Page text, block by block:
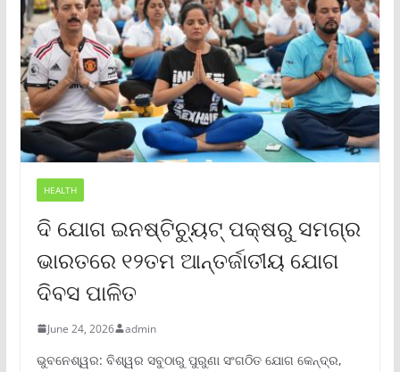
HEALTH
ଦି ଯୋଗ ଇନଷ୍ଟିଚ୍ୟୁଟ୍ ପକ୍ଷରୁ ସମଗ୍ର
ଭାରତରେ ୧୨ତମ ଆନ୍ତର୍ଜାତୀୟ ଯୋଗ
ଦିବସ ପାଳିତ
June 24, 2026 admin
ଭୁବନେଶ୍ୱର: ବିଶ୍ୱର ସବୁଠାରୁ ପୁରୁଣା ସଂଗଠିତ ଯୋଗ କେନ୍ଦ୍ର,